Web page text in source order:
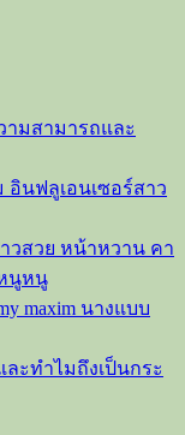
ามสามารถและ
อินฟลูเอนเซอร์สาว
วสวย หน้าหวาน คา
นูหนู
maxim นางแบบ
ละทำไมถึงเป็นกระ